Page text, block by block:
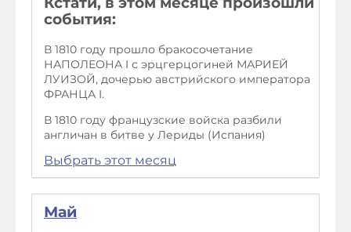
события:
В 1810 году прошло бракосочетание
НАПОЛЕОНА I с эрцгерцогиней МАРИЕЙ
ЛУИЗОЙ, дочерью австрийского императора
ФРАНЦА I.
В 1810 году французские войска разбили
англичан в битве у Лериды (Испания)
Выбрать этот месяц
Май